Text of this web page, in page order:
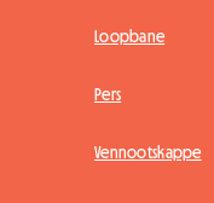
Loopbane
Pers
Vennootskappe